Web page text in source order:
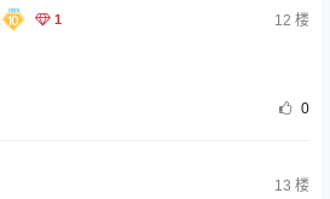
1 12 楼
0
13 楼